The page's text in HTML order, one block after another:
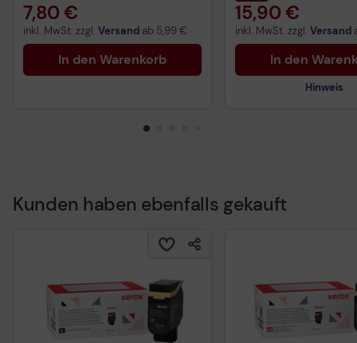
7,80 €
inkl. MwSt. zzgl. Versand ab 5,99 €
In den Warenkorb
15,90 €
inkl. MwSt. zzgl. Versand
In den
Hinweis
Technisches
Kunden haben ebenfalls gekauft